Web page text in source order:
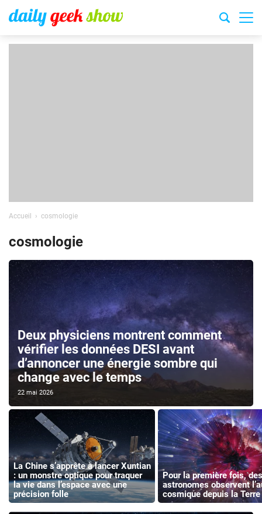
Accueil cosmologie
cosmologie
Deux physiciens montrent comment
vérifier les données DESI avant
d’annoncer une énergie sombre qui
change avec le temps
22 mai 2026
La Chine s’apprête à lancer Xuntian
: un monstre optique pour traquer
la vie dans l’espace avec une
précision folle
Pour la première fois, des
astronomes observent
cosmique depuis la Terre